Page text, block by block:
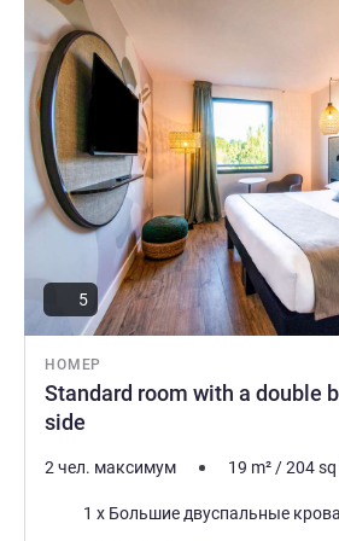
НОМЕР
Standard room with a double
side
5
2 чел. максимум 19 m²/204
Постель1 x Большие двуспальные